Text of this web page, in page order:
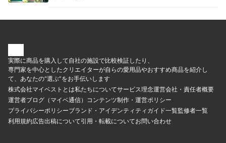
実際に商品を購入して自社の施設で比較検証したり、
専門家を中心としたクリエイターが自らの愛用品やおすすめ商品を紹介し
て、あなたの“選ぶ”をお手伝いします
株式会社マイベストとは私たちについてサービス理念運営会社・責任者概要
運営者ブログ（マイベ通信） コンテンツ制作・運営ポリシー
プライバシーポリシーブランド・アイデンティティ ガイド一覧監修者一覧
利用規約広告出稿について引用・転載についてお問い合わせ